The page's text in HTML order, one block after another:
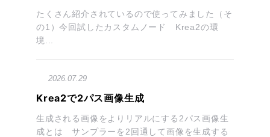
たくさん紹介されているので使ってみました（そ
の1）今回試したカスタムノード Krea2の環
境...
2026.07.29
Krea2で2パス画像生成
生成される画像をよりリアルにする2パス画像生
成とは サンプラーを2回通して画像を生成する